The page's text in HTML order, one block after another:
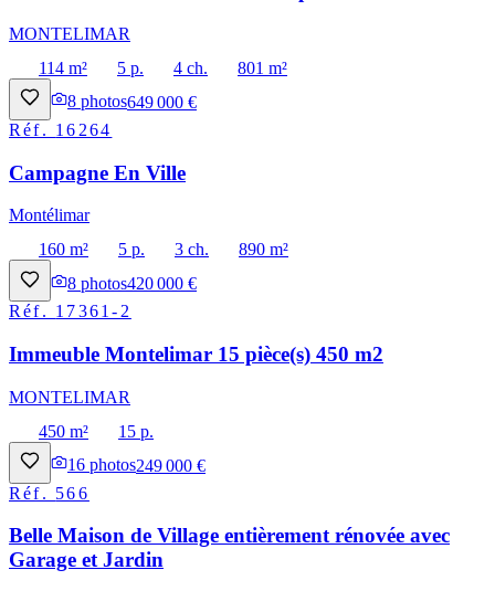
MONTELIMAR
114 m²
5 p. 4 ch.
801 m²
8 photos649 000 €
Réf. 16264
Campagne En Ville
Montélimar
160 m²
5 p. 3 ch.
890 m²
8 photos420 000 €
Réf. 17361-2
Immeuble Montelimar 15 pièce(s) 450 m2
MONTELIMAR
450 m²
15 p.
16 photos249 000 €
Réf. 566
Belle Maison de Village entièrement rénovée avec
Garage et Jardin